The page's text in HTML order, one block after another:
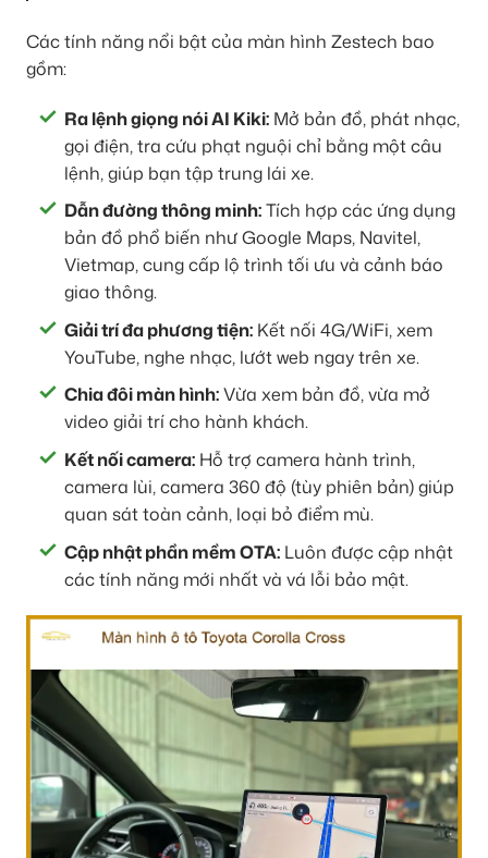
Các tính năng nổi bật của màn hình Zestech bao
gồm:
Ra lệnh giọng nói AI Kiki: Mở bản đồ, phát nhạc,
gọi điện, tra cứu phạt nguội chỉ bằng một câu
lệnh, giúp bạn tập trung lái xe.
Dẫn đường thông minh:Tích hợp các ứng dụng
bản đồ phổ biến như Google Maps, Navitel,
Vietmap, cung cấp lộ trình tối ưu và cảnh báo
giao thông.
Giải trí đa phương tiện: Kết nối 4G/WiFi, xem
YouTube, nghe nhạc, lướt web ngay trên xe.
Chia đôi màn hình:Vừa xem bản đồ, vừa mở
video giải trí cho hành khách.
Kết nối camera: Hỗ trợ camera hành trình,
camera lùi, camera 360 độ (tùy phiên bản) giúp
quan sát toàn cảnh, loại bỏ điểm mù.
Cập nhật phần mềm OTA: Luôn được cập nhật
các tính năng mới nhất và vá lỗi bảo mật.